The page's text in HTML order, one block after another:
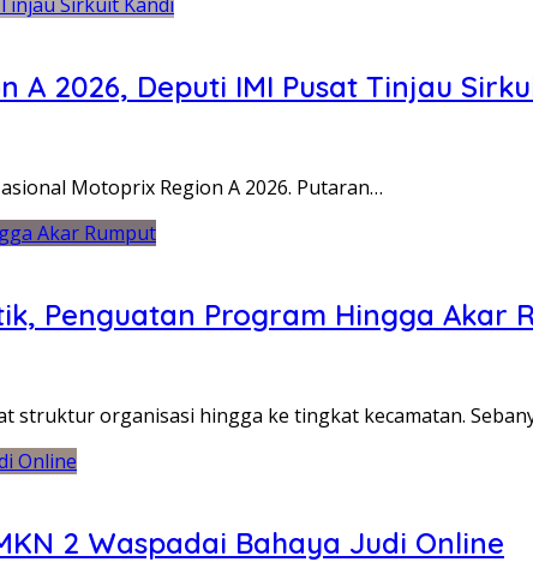
A 2026, Deputi IMI Pusat Tinjau
Motoprix Region A 2026. Putaran…
Penguatan Program Hingga Akar
struktur organisasi hingga ke tingkat kecamatan.
2 Waspadai Bahaya Judi Online